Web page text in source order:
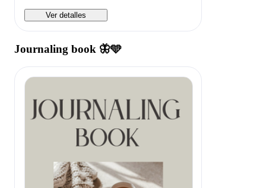
Ver detalles
Journaling book 🦋🩵